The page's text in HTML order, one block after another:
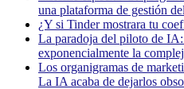
una plataforma de gestión
¿Y si Tinder mostrara tu
La paradoja del piloto de IA:
exponencialmente la
Los organigramas de
La IA acaba de dejarlos